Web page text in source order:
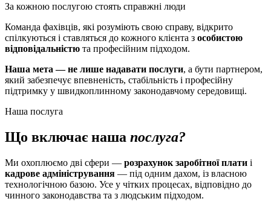
За кожною послугою стоять справжні люди
Команда фахівців, які розуміють свою справу, відкрито
спілкуються і ставляться до кожного клієнта з особистою
відповідальністю та професійним підходом.
Наша мета — не лише надавати послуги, а бути партнером,
який забезпечує впевненість, стабільність і професійну
підтримку у швидкоплинному законодавчому середовищі.
Наша послуга
Що включає наша послуга?
Ми охоплюємо дві сфери — розрахунок заробітної плати і
кадрове адміністрування — під одним дахом, із власною
технологічною базою. Усе у чітких процесах, відповідно до
чинного законодавства та з людським підходом.